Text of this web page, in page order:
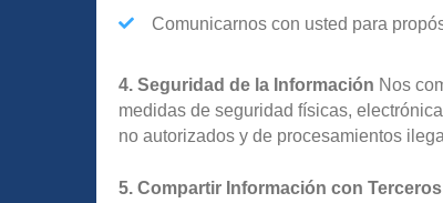
Comunicarnos con usted para
4. Seguridad de la Información Nos
medidas de seguridad físicas,
no autorizados y de procesamientos
5. Compartir Información con Terceros